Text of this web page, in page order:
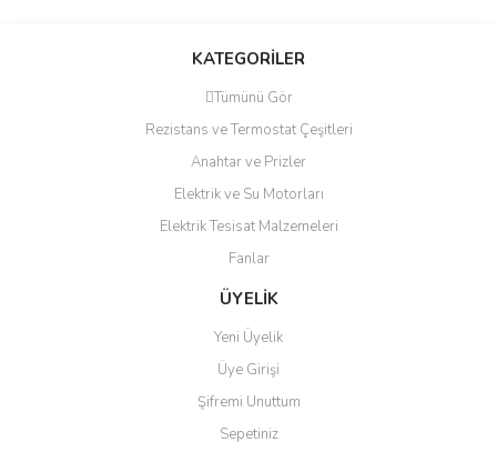
Ürün resmi kalitesiz, bozuk veya görüntülenemiyor.
Ürün açıklamasında eksik bilgiler bulunuyor.
Ürün bilgilerinde hatalar bulunuyor.
Ürün fiyatı diğer sitelerden daha pahalı.
Bu ürüne benzer farklı alternatifler olmalı.
Gönder
KATEGORİLER
Tümünü Gör
Rezistans ve Termostat Çeşitleri
Anahtar ve Prizler
Elektrik ve Su Motorları
Elektrik Tesisat Malzemeleri
Fanlar
ÜYELİK
Yeni Üyelik
Üye Girişi
Şifremi Unuttum
Sepetiniz